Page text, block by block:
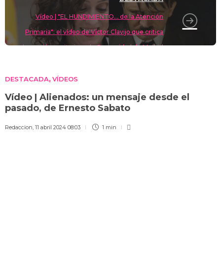
Vídeo | "EL HUNDIMIENTO… de la Atención
Primaria": el vídeo de Víctor Clavijo que critica
la gestión sanitaria en la Comunidad de Madrid
DESTACADA, VÍDEOS
Vídeo | Alienados: un mensaje desde el
pasado, de Ernesto Sabato
Redaccion, 11 abril 2024 08:03 1 min